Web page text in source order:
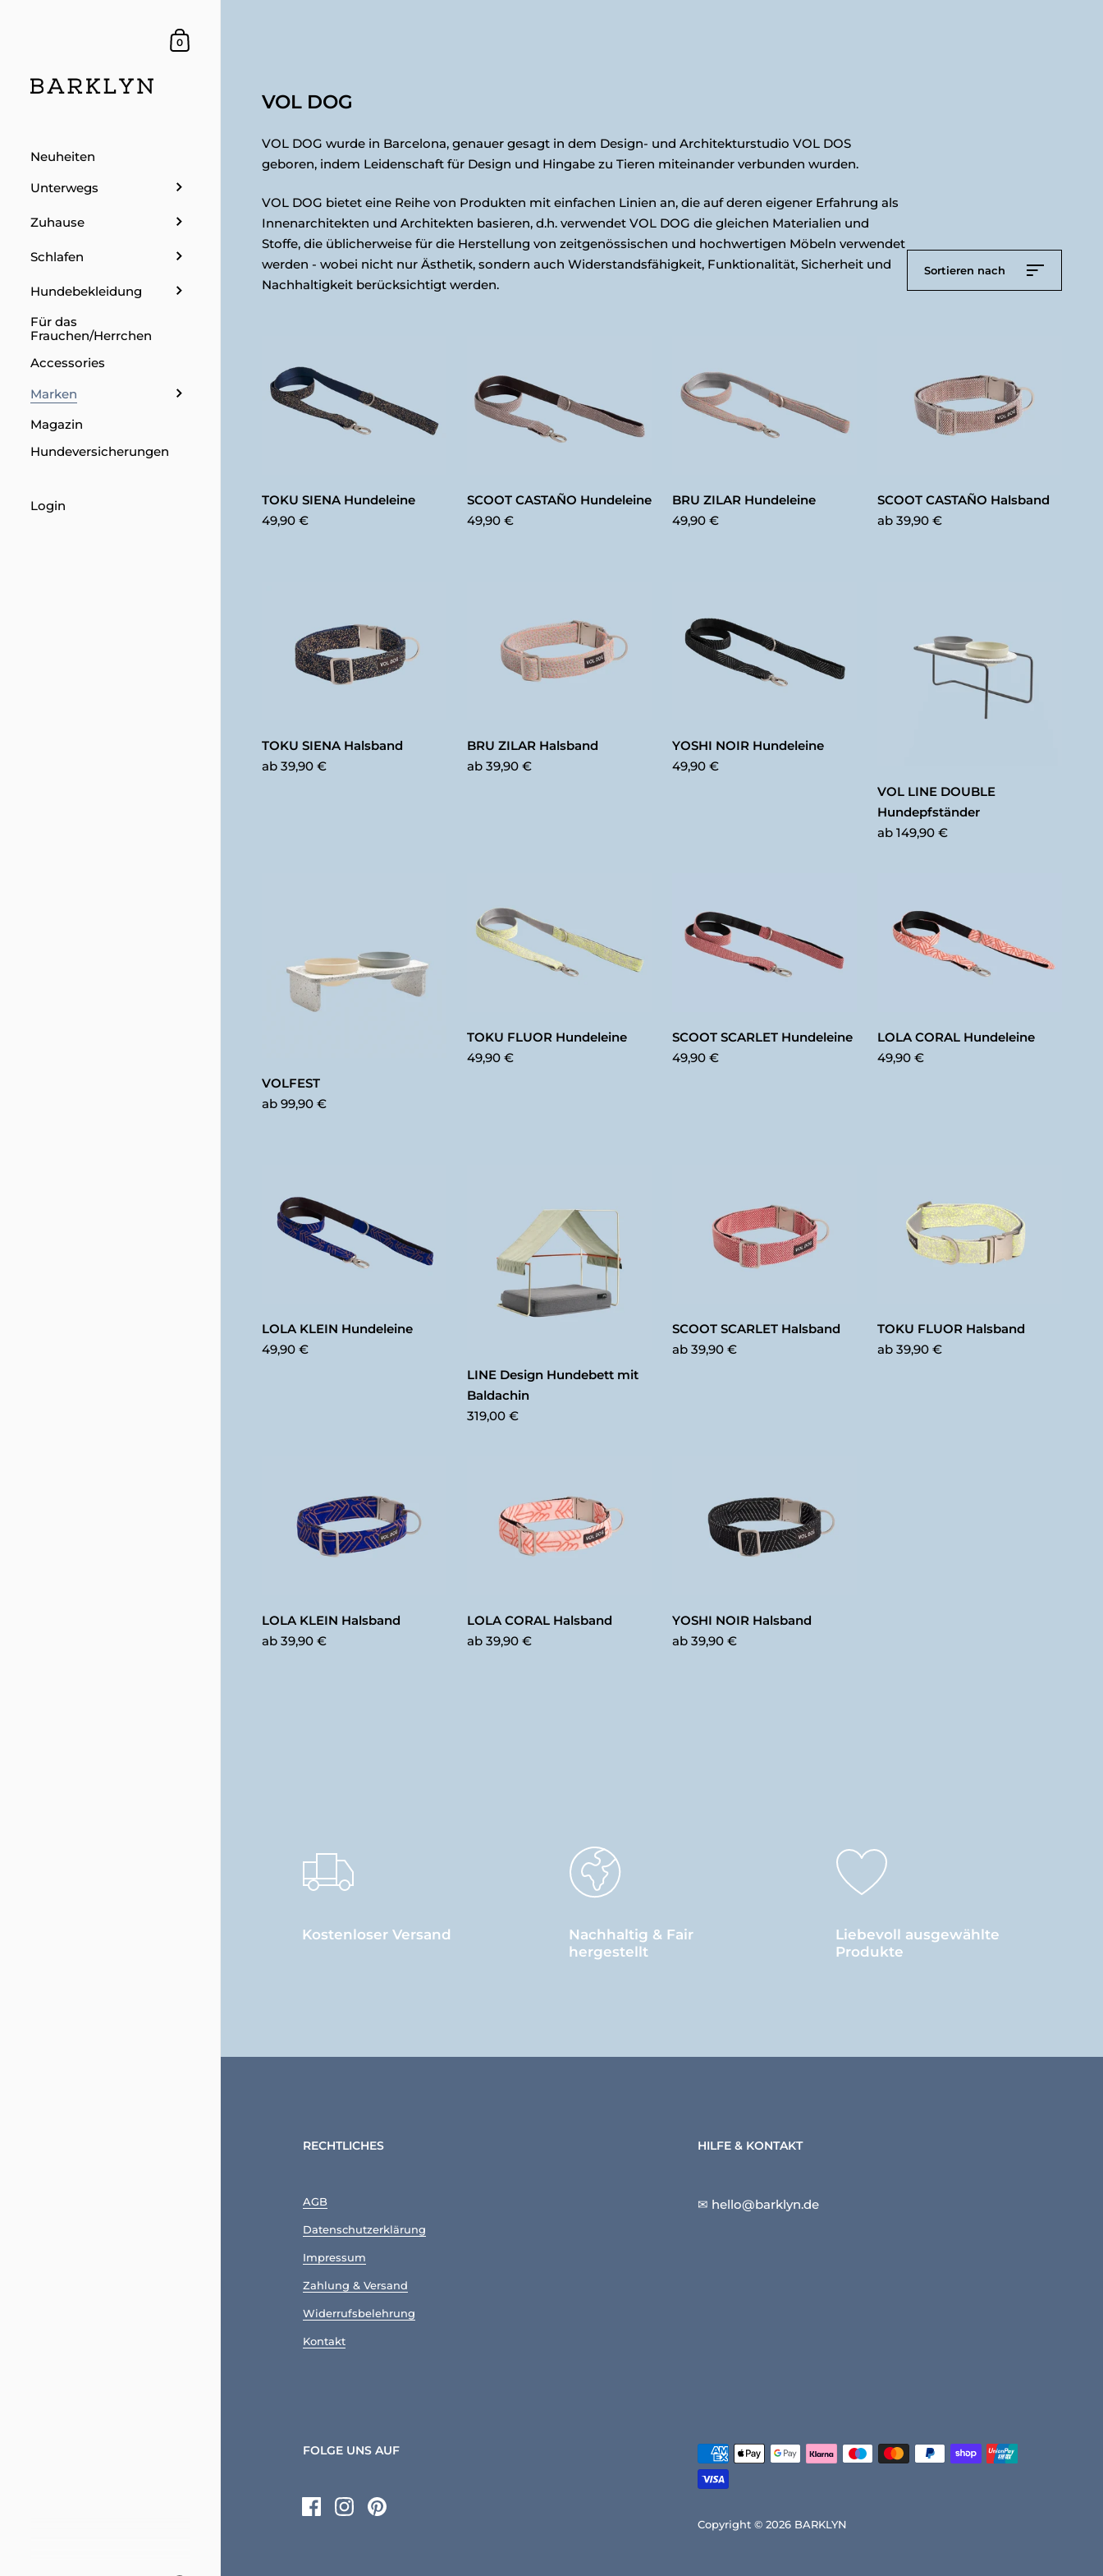
Dein Warenkorb
0
Neuheiten
Unterwegs
Zuhause
Schlafen
Hundebekleidung
Für das
Frauchen/Herrchen
Accessories
Marken
Magazin
Hundeversicherungen
Login
VOL DOG
VOL DOG wurde in Barcelona, genauer gesagt in dem Design- und Architekturstudio VOL DOS
geboren, indem Leidenschaft für Design und Hingabe zu Tieren miteinander verbunden wurden.
VOL DOG bietet eine Reihe von Produkten mit einfachen Linien an, die auf deren eigener Erfahrung als
Innenarchitekten und Architekten basieren, d.h. verwendet VOL DOG die gleichen Materialien und
Stoffe, die üblicherweise für die Herstellung von zeitgenössischen und hochwertigen Möbeln verwendet
werden - wobei nicht nur Ästhetik, sondern auch Widerstandsfähigkeit, Funktionalität, Sicherheit und
Nachhaltigkeit berücksichtigt werden.
Sortieren nach
TOKU SIENA Hundeleine
49,90 €
SCOOT CASTAÑO Hundeleine
49,90 €
BRU ZILAR Hundeleine
49,90 €
SCOOT CASTAÑO Halsband
ab 39,90 €
TOKU SIENA Halsband
ab 39,90 €
BRU ZILAR Halsband
ab 39,90 €
YOSHI NOIR Hundeleine
49,90 €
VOL LINE DOUBLE
Hundepfständer
ab 149,90 €
VOLFEST
ab 99,90 €
TOKU FLUOR Hundeleine
49,90 €
SCOOT SCARLET Hundeleine
49,90 €
LOLA CORAL Hundeleine
49,90 €
LOLA KLEIN Hundeleine
49,90 €
LINE Design Hundebett mit
Baldachin
319,00 €
SCOOT SCARLET Halsband
ab 39,90 €
TOKU FLUOR Halsband
ab 39,90 €
LOLA KLEIN Halsband
ab 39,90 €
LOLA CORAL Halsband
ab 39,90 €
YOSHI NOIR Halsband
ab 39,90 €
Kostenloser Versand
Nachhaltig & Fair
hergestellt
Liebevoll ausgewählte
Produkte
RECHTLICHES
AGB
Datenschutzerklärung
Impressum
Zahlung & Versand
Widerrufsbelehrung
Kontakt
HILFE & KONTAKT
✉ hello@barklyn.de
FOLGE UNS AUF
FacebookInstagramPinterest Copyright © 2026 BARKLYN